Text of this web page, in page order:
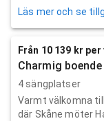
Läs mer och se
Från 10 139 kr per
Charmig
4 sängplatser
Varmt välkomna
där Skåne möter